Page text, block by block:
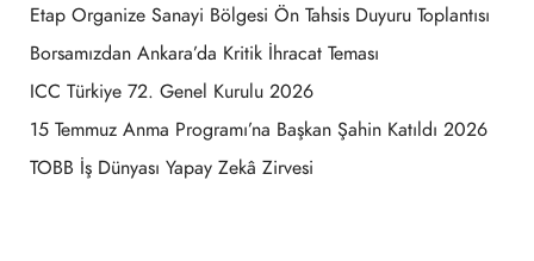
Etap Organize Sanayi Bölgesi Ön Tahsis Duyuru Toplantısı
Borsamızdan Ankara’da Kritik İhracat Teması
ICC Türkiye 72. Genel Kurulu 2026
15 Temmuz Anma Programı’na Başkan Şahin Katıldı 2026
TOBB İş Dünyası Yapay Zekâ Zirvesi